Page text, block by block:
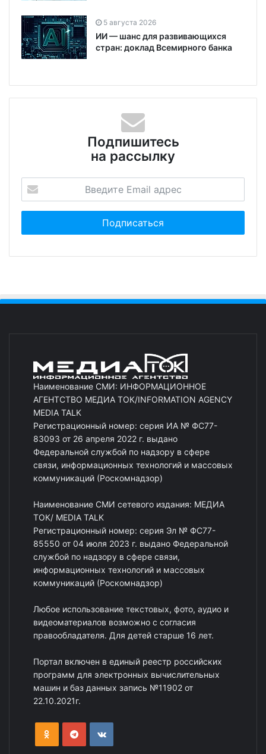
5 августа 2026
ИИ — шанс для развивающихся
стран: доклад Всемирного банка
Подпишитесь
на рассылку
Наименование СМИ: ИНФОРМАЦИОННОЕ
АГЕНТСТВО МЕДИА ТОК/INFORMATION AGENCY
MEDIA TALK
Регистрационный номер: серия ИА № ФС77-
83093 от 26 апреля 2022 г. выдано
Федеральной службой по надзору в сфере
связи, информационных технологий и массовых
коммуникаций (Роскомнадзор)
Наименование СМИ сетевого издания: МЕДИА
ТОК/ MEDIA TALK
Регистрационный номер: серия Эл № ФС77-
85550 от 04 июля 2023 г. выдано Федеральной
службой по надзору в сфере связи,
информационных технологий и массовых
коммуникаций (Роскомнадзор)
Любое использование текстовых, фото, аудио и
видеоматериалов возможно с согласия
правообладателя. Для детей старше 16 лет.
Портал включен в единый реестр российских
программ для электронных вычислительных
машин и баз данных запись №11902 от
22.10.2021г.